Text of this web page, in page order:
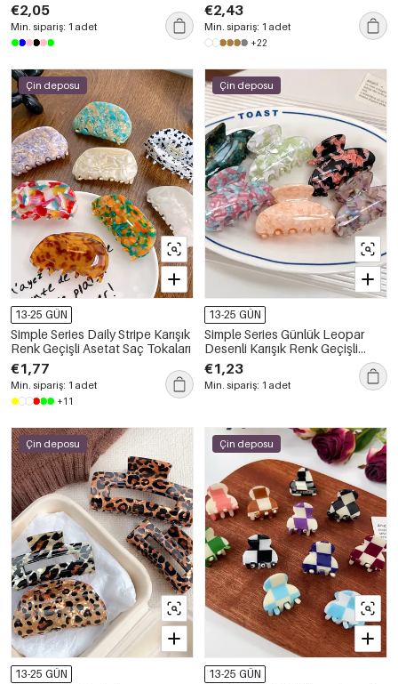
€2,05
Min. sipariş: 1 adet
Geometrik Şekilli Asetat Saç
Tokaları
€2,43
Min. sipariş: 1 adet
+22
Çin deposu
13-25 GÜN
Simple Series Daily Stripe Karışık
Renk Geçişli Asetat Saç Tokaları
€1,77
Min. sipariş: 1 adet
+11
Çin deposu
13-25 GÜN
Simple Series Günlük Leopar
Desenli Karışık Renk Geçişli
Asetat Saç Tokaları
€1,23
Min. sipariş: 1 adet
Çin deposu
13-25 GÜN
Çin deposu
13-25 GÜN